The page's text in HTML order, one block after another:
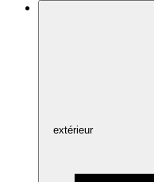
extérieur